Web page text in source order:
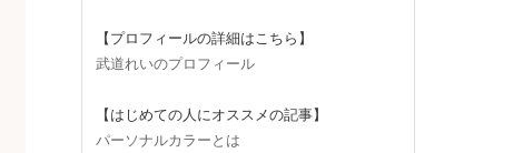
【プロフィールの詳細はこちら】
武道れいのプロフィール
【はじめての人にオススメの記事】
パーソナルカラーとは